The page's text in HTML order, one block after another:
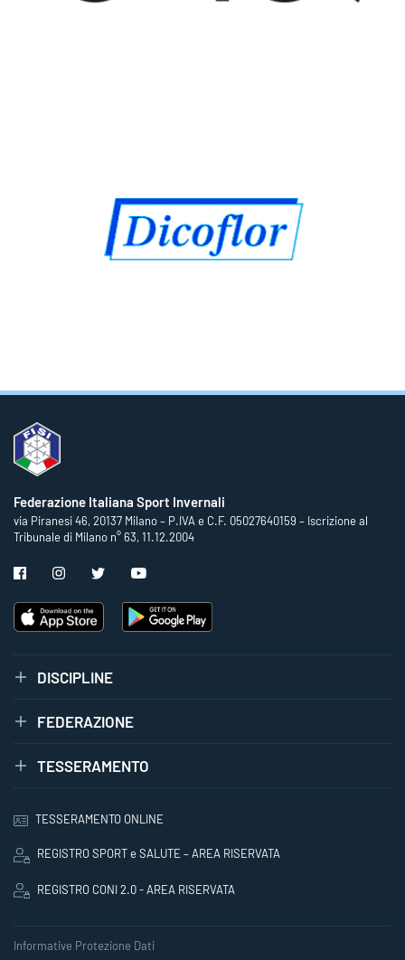
Federazione Italiana Sport Invernali
via Piranesi 46, 20137 Milano – P.IVA e C.F. 05027640159 – Iscrizione al
Tribunale di Milano n° 63, 11.12.2004
DISCIPLINE
FEDERAZIONE
TESSERAMENTO
TESSERAMENTO ONLINE
REGISTRO SPORT e SALUTE – AREA RISERVATA
REGISTRO CONI 2.0 - AREA RISERVATA
Informative Protezione Dati